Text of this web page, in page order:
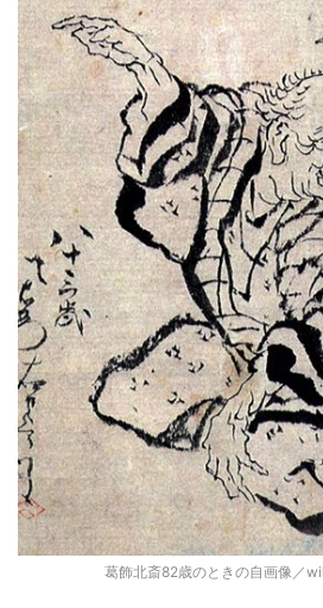
葛飾北斎82歳のときの自画像／